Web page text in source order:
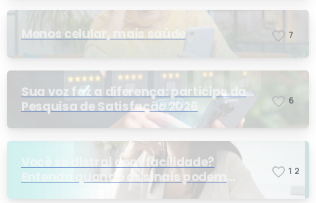
Menos celular, mais saúde 7
Sua voz faz a diferença: participe da
Pesquisa de Satisfação 2026
6
Você se distrai com facilidade?
Entenda quando os sinais podem
1 2